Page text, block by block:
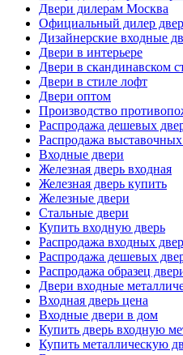
Двери дилерам Москва
Официальный дилер
Дизайнерские входные
Двери в интерьере
Двери в скандинавском
Двери в стиле лофт
Двери оптом
Производство
Распродажа дешевых
Распродажа
Входные двери
Железная дверь входная
Железная дверь купить
Железные двери
Стальные двери
Купить входную дверь
Распродажа входных
Распродажа дешевых
Распродажа образец
Двери входные
Входная дверь цена
Входные двери в дом
Купить дверь входную
Купить металлическую